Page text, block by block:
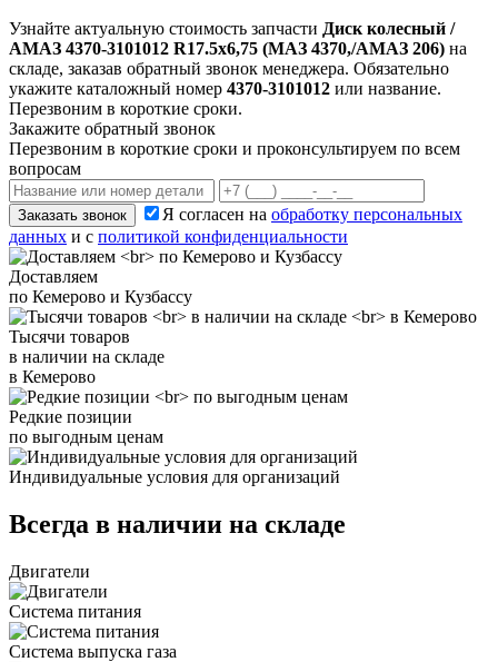
Узнайте актуальную стоимость запчасти Диск колесный /
АМАЗ 4370-3101012 R17.5х6,75 (МАЗ 4370,/АМАЗ 206) на
складе, заказав обратный звонок менеджера. Обязательно
укажите каталожный номер 4370-3101012 или название.
Перезвоним в короткие сроки.
Закажите обратный звонок
Перезвоним в короткие сроки и проконсультируем по всем
вопросам
Заказать звонок Я согласен на обработку персональных
данных и с политикой конфиденциальности
Доставляем
по Кемерово и Кузбассу
Тысячи товаров
в наличии на складе
в Кемерово
Редкие позиции
по выгодным ценам
Индивидуальные условия для организаций
Всегда в наличии на складе
Двигатели
Система питания
Система выпуска газа